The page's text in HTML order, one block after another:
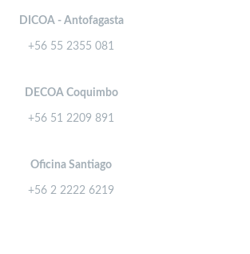
DICOA - Antofagasta
+56 55 2355 081
DECOA Coquimbo
+56 51 2209 891
Oficina Santiago
+56 2 2222 6219